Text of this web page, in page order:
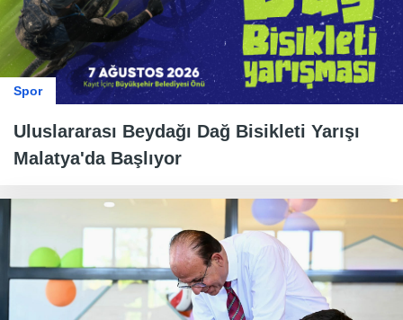
Spor
Uluslararası Beydağı Dağ Bisikleti Yarışı
Malatya'da Başlıyor